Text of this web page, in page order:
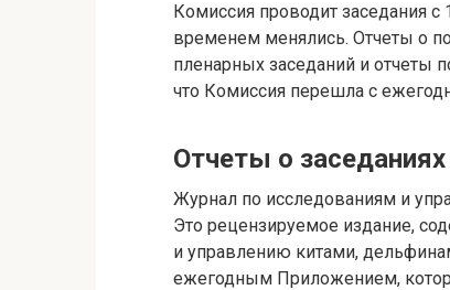
Комиссия проводит заседания с
временем менялись. Отчеты о
пленарных заседаний и отчеты
что Комиссия перешла с
Отчеты о
Журнал по исследованиям и
Это рецензируемое издание,
и управлению китами,
ежегодным Приложением,